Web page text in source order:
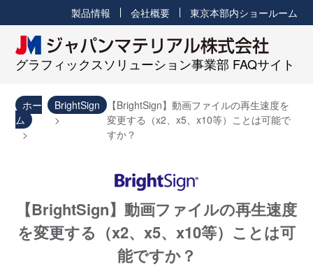
グラフィックスソリューション事業部 FAQサイト
製品情報 会社概要 東京本部内ショールーム
ホー
ム
BrightSign 【BrightSign】動画ファイルの再生速度を
変更する（x2、x5、x10等）ことは可能で
すか？
【BrightSign】動画ファイルの再生速度
を変更する（x2、x5、x10等）ことは可
能ですか？